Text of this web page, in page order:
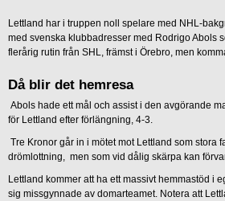
Lettland har i truppen noll spelare med NHL-
med svenska klubbadresser med Rodrigo Abols
flerårig rutin från SHL, främst i Örebro, men
Då blir det hemresa
Abols hade ett mål och assist i den avgörande
för Lettland efter förlängning, 4-3.
Tre Kronor går in i mötet mot Lettland som stora
drömlottning, men som vid dålig skärpa kan
Lettland kommer att ha ett massivt hemmastöd i
sig missgynnade av domarteamet. Notera att